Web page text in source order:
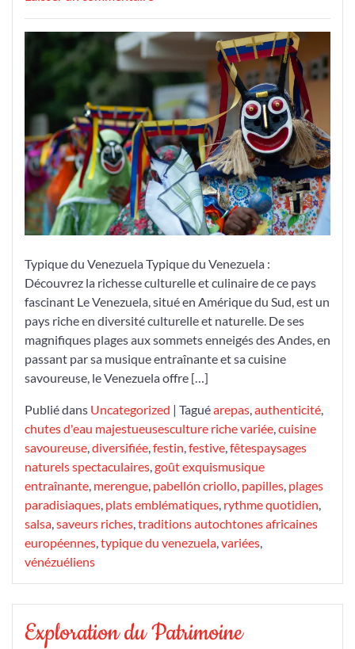
l’authenticité
typique
du
Venezuela
:
Une
immersion
culturelle
inoubliable
Typique du Venezuela Typique du Venezuela :
Découvrez la richesse culturelle et culinaire de ce pays
fascinant Le Venezuela, situé en Amérique du Sud, est un
pays riche en diversité culturelle et naturelle. De ses
magnifiques plages aux sommets enneigés des Andes, en
passant par sa musique entraînante et sa cuisine
savoureuse, le Venezuela offre […]
Publié dans Uncategorized | Taguéarepas,authenticité,
chutes d'eau majestueusesculture riche variée,cuisine
savoureuse,diversifiée,festin,festive,fêtespaysages
naturels spectaculaires,goût exquismusique
entraînante, merengue, pabellón criollo, papilles, plages
paradisiaques, plats emblématiques, rythme quotidien,
salsa,saveurs riches,traditions autochtones africaines
européennes,typique du venezuela,variées,
vénézuéliens
Exploration du Patrimoine